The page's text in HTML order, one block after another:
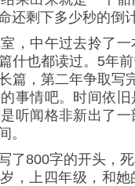
还剩下多少秒的倒
，中午过去拎了
什也都读过。5年
篇，第二年争取写
事情吧。时间依
听闻格非新出了
。
了800字的开头，
，上四年级，和